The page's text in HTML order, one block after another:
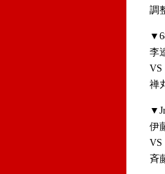
調
李
VS
禅
伊
VS
斉